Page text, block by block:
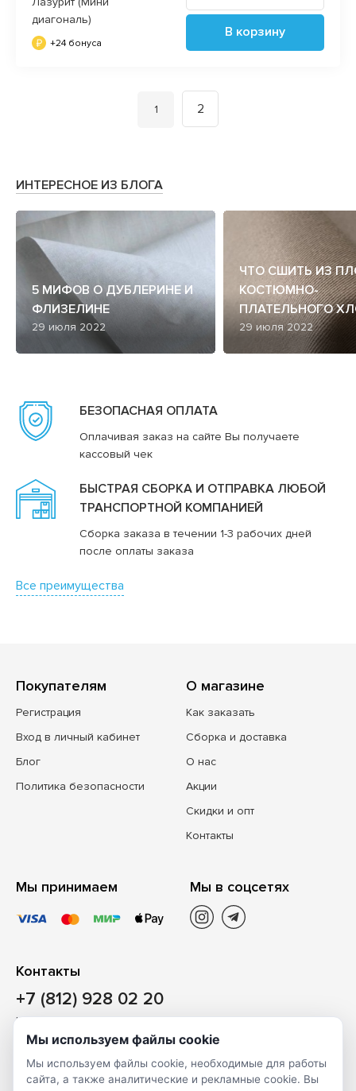
диагональ)
+24 бонуса
В корзину
Вы на странице
1 2
ИНТЕРЕСНОЕ ИЗ БЛОГА
5 МИФОВ О ДУБЛЕРИНЕ И
ФЛИЗЕЛИНЕ
29 июля 2022
ЧТО СШИТЬ ИЗ
КОСТЮМНО-
ПЛАТЕЛЬНОГО
29 июля 2022
БЕЗОПАСНАЯ ОПЛАТА
Оплачивая заказ на сайте Вы получаете
кассовый чек
БЫСТРАЯ СБОРКА И ОТПРАВКА ЛЮБОЙ
ТРАНСПОРТНОЙ КОМПАНИЕЙ
Сборка заказа в течении 1-3 рабочих дней
после оплаты заказа
Все преимущества
Покупателям
Регистрация
Вход в личный кабинет
Блог
Политика безопасности
О магазине
Как заказать
Сборка и доставка
О нас
Акции
Скидки и опт
Контакты
Мы принимаем Мы в соцсетях
Контакты
+7 (812) 928 02 20
Наш магазин
Санкт-Петербург, ул. Ворошилова, д. 2, Литер «Р» (БЦ
«Сигнал»), 3 этаж, пом. 2
На карте
Мы используем файлы cookie
Мы используем файлы cookie, необходимые для работы
сайта, а также аналитические и рекламные cookie. Вы